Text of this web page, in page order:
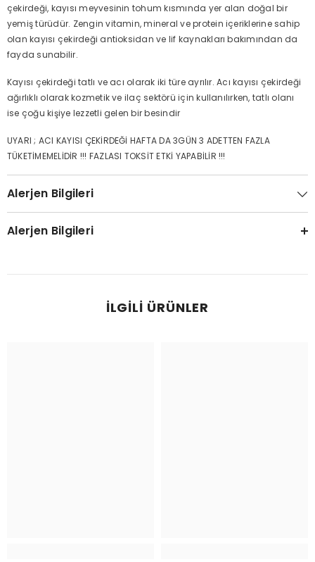
çekirdeği, kayısı meyvesinin tohum kısmında yer alan doğal bir
yemiş türüdür. Zengin vitamin, mineral ve protein içeriklerine sahip
olan kayısı çekirdeği antioksidan ve lif kaynakları bakımından da
fayda sunabilir.
Kayısı çekirdeği tatlı ve acı olarak iki türe ayrılır. Acı kayısı çekirdeği
ağırlıklı olarak kozmetik ve ilaç sektörü için kullanılırken, tatlı olanı
ise çoğu kişiye lezzetli gelen bir besindir
UYARI ; ACI KAYISI ÇEKİRDEĞİ HAFTA DA 3GÜN 3 ADETTEN FAZLA
TÜKETİMEMELİDİR !!! FAZLASI TOKSİT ETKİ YAPABİLİR !!!
Alerjen Bilgileri
Alerjen Bilgileri
İLGILI ÜRÜNLER